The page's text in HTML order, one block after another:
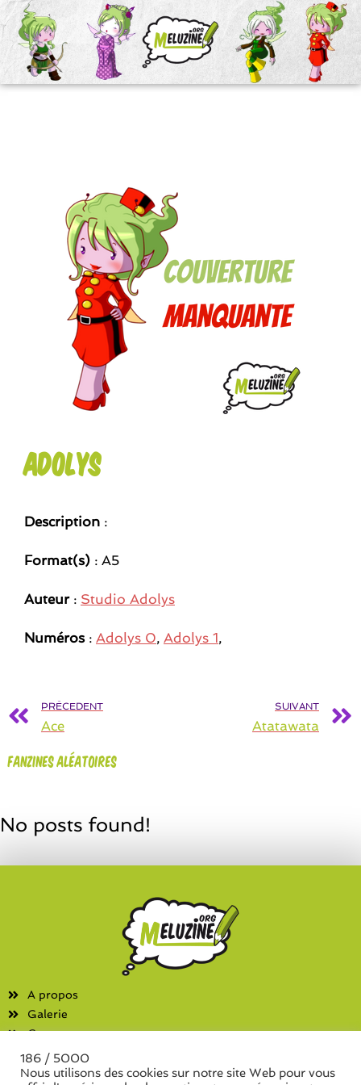
Adolys
Description :
Format(s) : A5
Auteur: Studio Adolys
Numéros: Adolys 0, Adolys 1,
PRÉCEDENT
Ace
SUIVANT
Atatawata
Fanzines aléatoires
No posts found!
A propos
Galerie
Contact
Fanzines
186 / 5000
Nous utilisons des cookies sur notre site Web pour vous